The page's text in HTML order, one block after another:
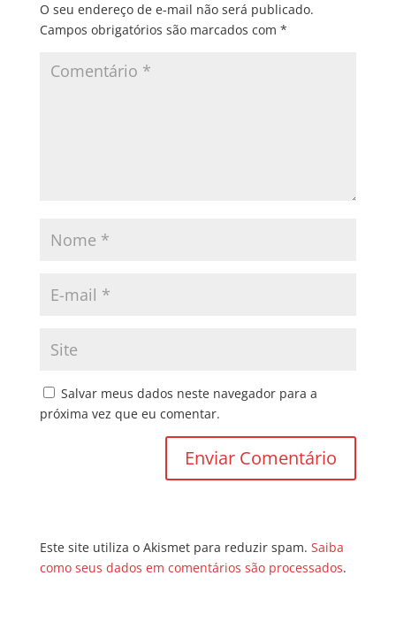
O seu endereço de e-mail não será publicado.
Campos obrigatórios são marcados com *
Salvar meus dados neste navegador para a
próxima vez que eu comentar.
Este site utiliza o Akismet para reduzir spam. Saiba
como seus dados em comentários são processados.